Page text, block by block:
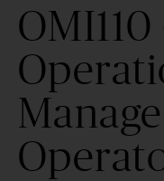
OMI110